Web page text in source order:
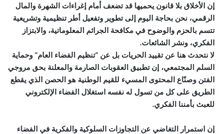
إن الأخلاق بلا قانون يحميها قد تضعف أمام إغراءات الشهرة والمال
الرقمي، نحن بحاجة اليوم إلى تطوير وتفعيل أطر تنظيمية وتشريعية
تتسم بالحزم والوضوح في مكافحة الجرائم المعلوماتية، والابتزاز
الفكري، ونشر الشائعات.
لا نتحدث هنا عن تقييد الحريات بل عن “تنظيم الفضاء العام” وحماية
السلم المجتمعي، إن تطبيق العقوبات الصارمة والمعلنة بحق مروجي
الفتن وصنّاع المحتوى المسيء للقيم الوطنية هو الحصن الذي يقطع
الطريق على كل من تسول له نفسه استغلال الفضاء الإلكتروني
للعبث بأمننا الفكري.
إن استمرار التغاضي عن التجاوزات السلوكية والفكرية في الفضاء